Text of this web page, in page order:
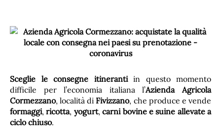
Sceglie le consegne itinerantiin questo momento
difficile per l’economia italiana l’Azienda Agricola
Cormezzano, località diFivizzano, che produce e vende
formaggi,ricotta, yogurt,carni bovine e suine allevate a
ciclo chiuso.